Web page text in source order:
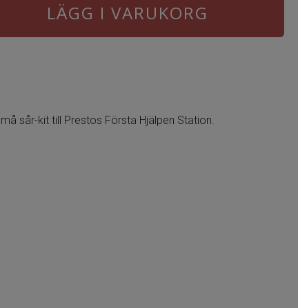
LÄGG I VARUKORG
sår-kit till Prestos Första Hjälpen Station.